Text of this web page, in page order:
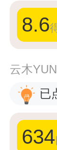
8.6
云木
已
634